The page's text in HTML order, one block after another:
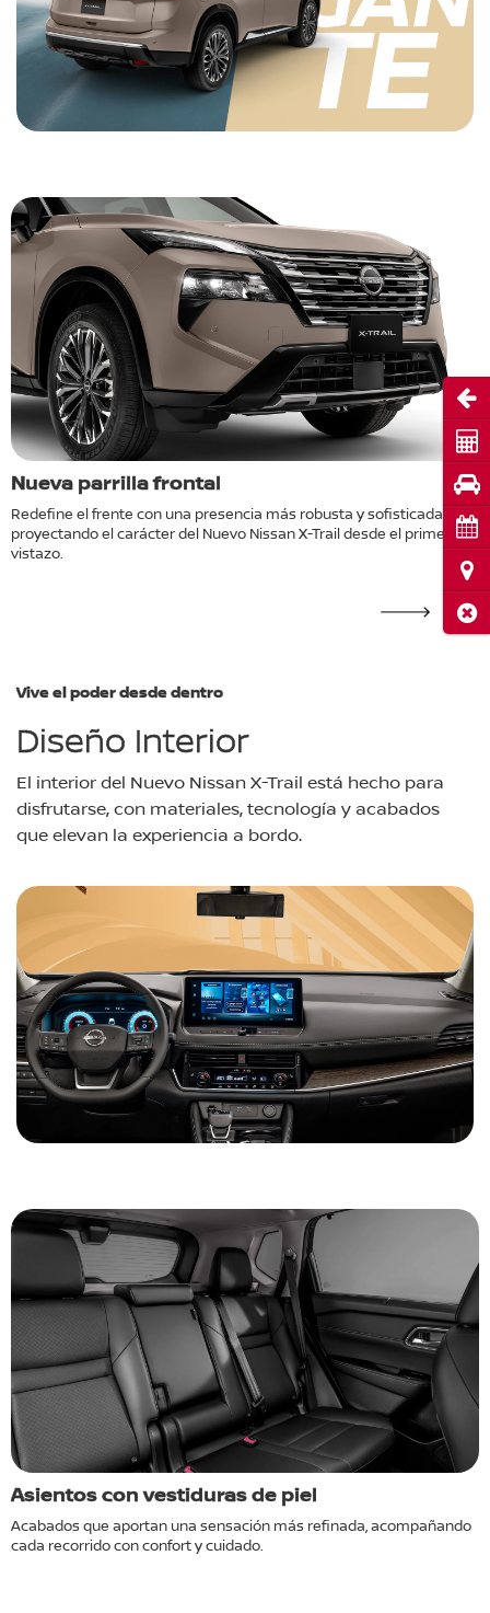
Nueva parrilla frontal
Redefine el frente con una presencia más robusta y sofisticada,
proyectando el carácter del Nuevo Nissan X-Trail desde el primer
vistazo.
Vive el poder desde dentro
Diseño Interior
El interior del Nuevo Nissan X-Trail está hecho para
disfrutarse, con materiales, tecnología y acabados
que elevan la experiencia a bordo.
Asientos con vestiduras de piel
Acabados que aportan una sensación más refinada, acompañando
cada recorrido con confort y cuidado.